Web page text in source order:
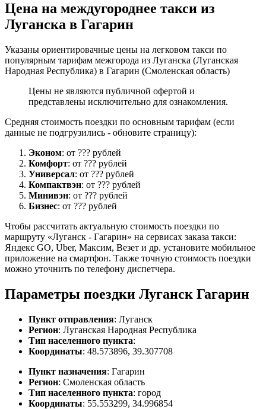
Цена на междугороднее такси из
Луганска в Гагарин
Указаны ориентировачные цены на легковом такси по
популярным тарифам межгорода из Луганска (Луганская
Народная Республика) в Гагарин (Смоленская область)
Цены не являются публичной офертой и
представлены исключительно для ознакомления.
Средняя стоимость поездки по основным тарифам (если
данные не подгрузились - обновите страницу):
Эконом: от ??? рублей
Комфорт: от ??? рублей
Универсал: от ??? рублей
Компактвэн: от ??? рублей
Минивэн: от ??? рублей
Бизнес: от ??? рублей
Чтобы рассчитать актуальную стоимость поездки по
маршруту «Луганск - Гагарин» на сервисах заказа такси:
Яндекс GO, Uber, Максим, Везет и др. установите мобильное
приложение на смартфон. Также точную стоимость поездки
можно уточнить по телефону диспетчера.
Параметры поездки Луганск Гагарин
Пункт отправления: Луганск
Регион: Луганская Народная Республика
Тип населенного пункта:
Координаты: 48.573896, 39.307708
Пункт назначения: Гагарин
Регион: Смоленская область
Тип населенного пункта: город
Координаты: 55.553299, 34.996854